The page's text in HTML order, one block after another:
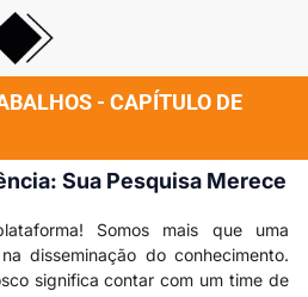
- CAPÍTULO DE
Sua Pesquisa Merece
Somos mais que uma
disseminação do conhecimento.
significa contar com um time de